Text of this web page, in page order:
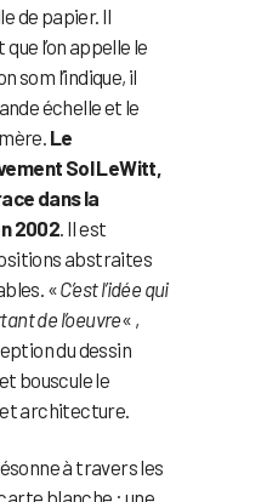
de papier. Il
l’on appelle le
som l’indique, il
échelle et le
Le
Sol LeWitt,
dans la
2002. Il est
abstraites
«C’est l’idée qui
de l’oeuvre« ,
du dessin
bouscule le
architecture.
à travers les